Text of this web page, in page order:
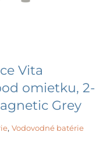
Vita
omietku, 2-
Grey
, Vodovodné batérie